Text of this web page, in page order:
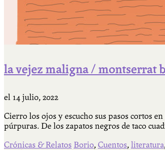
la vejez maligna / montserrat
el 14 julio, 2022
Cierro los ojos y escucho sus pasos cortos
púrpuras. De los zapatos negros de taco
Crónicas & Relatos Borio, Cuentos, literatura